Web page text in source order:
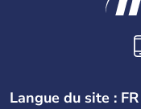
Langue du site : FR